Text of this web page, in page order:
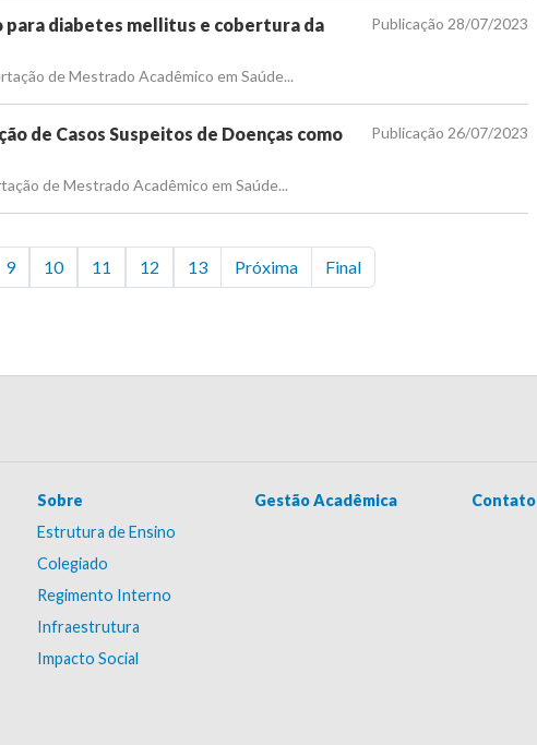
para diabetes mellitus e cobertura da
de Mestrado Acadêmico em Saúde...
Publicação 28/07/2023
de Casos Suspeitos de Doenças como
de Mestrado Acadêmico em Saúde...
Publicação 26/07/2023
9 10 11 12 13 Próxima Final
Sobre
Estrutura de Ensino
Colegiado
Regimento Interno
Infraestrutura
Impacto Social
Gestão Acadêmica Contato